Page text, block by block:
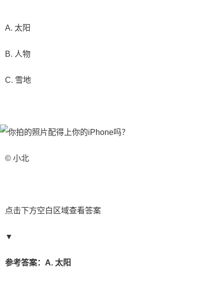
A. 太阳
B. 人物
C. 雪地
© 小北
点击下方空白区域查看答案
▼
参考答案：A. 太阳